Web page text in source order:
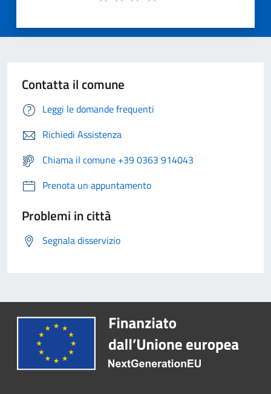
Contatta il comune
Leggi le domande frequenti
Richiedi Assistenza
Chiama il comune +39 0363 914043
Prenota un appuntamento
Problemi in città
Segnala disservizio